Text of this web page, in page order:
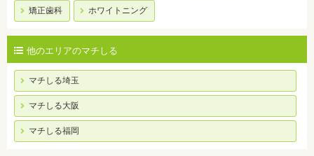
矯正歯科 ホワイトニング
他のエリアのマチしる
マチしる埼玉
マチしる大阪
マチしる福岡